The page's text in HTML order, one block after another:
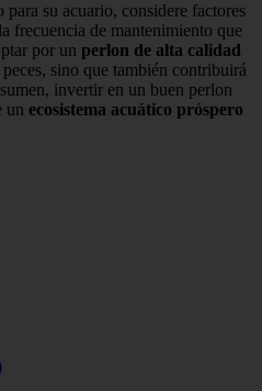
su acuario, considere factores
frecuencia de mantenimiento que
por un perlon de alta calidad
sino que también contribuirá
invertir en un buen perlon
un ecosistema acuático próspero